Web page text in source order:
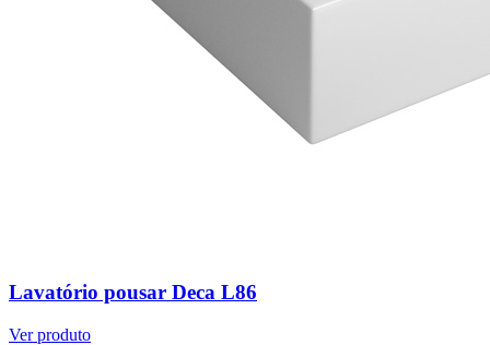
Lavatório pousar Deca L86
Ver produto